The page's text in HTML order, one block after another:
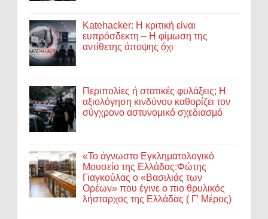
Katehacker: Η κριτική είναι
ευπρόσδεκτη – Η φίμωση της
αντίθετης άποψης όχι
Περιπολίες ή στατικές φυλάξεις; Η
αξιολόγηση κινδύνου καθορίζει τον
σύγχρονο αστυνομικό σχεδιασμό
«Το άγνωστο Εγκληματολογικό
Μουσείο της Ελλάδας:Φώτης
Γιαγκούλας ο «Βασιλιάς των
Ορέων» που έγινε ο πιο θρυλικός
λήσταρχος της Ελλάδας ( Γ' Μέρος)